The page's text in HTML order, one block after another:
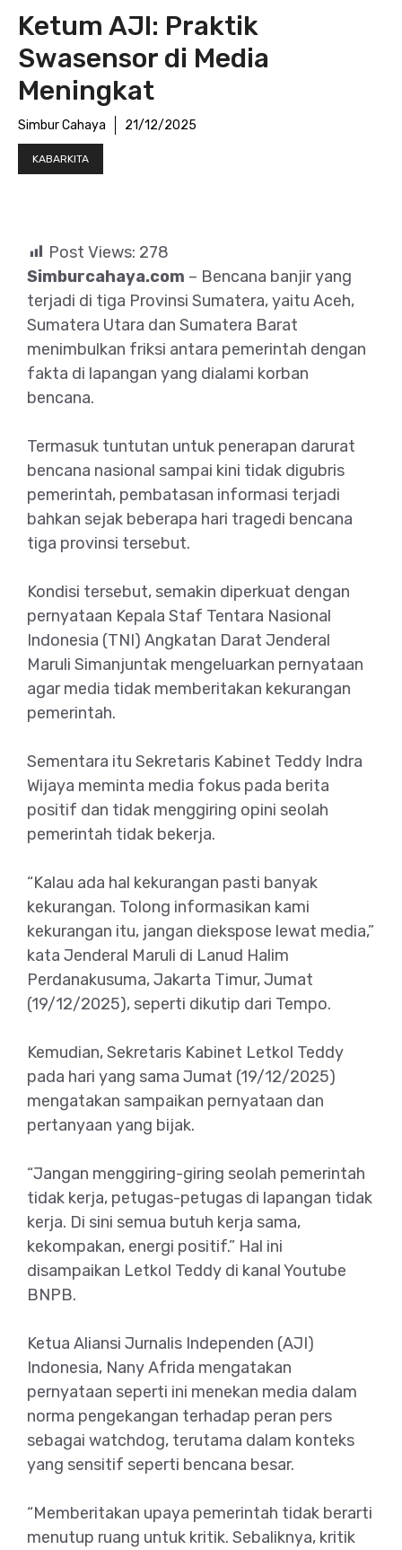
Ketum AJI: Praktik
Swasensor di Media
Meningkat
Simbur Cahaya 21/12/2025
KABARKITA
Post Views: 278
Simburcahaya.com – Bencana banjir yang
terjadi di tiga Provinsi Sumatera, yaitu Aceh,
Sumatera Utara dan Sumatera Barat
menimbulkan friksi antara pemerintah dengan
fakta di lapangan yang dialami korban
bencana.
Termasuk tuntutan untuk penerapan darurat
bencana nasional sampai kini tidak digubris
pemerintah, pembatasan informasi terjadi
bahkan sejak beberapa hari tragedi bencana
tiga provinsi tersebut.
Kondisi tersebut, semakin diperkuat dengan
pernyataan Kepala Staf Tentara Nasional
Indonesia (TNI) Angkatan Darat Jenderal
Maruli Simanjuntak mengeluarkan pernyataan
agar media tidak memberitakan kekurangan
pemerintah.
Sementara itu Sekretaris Kabinet Teddy Indra
Wijaya meminta media fokus pada berita
positif dan tidak menggiring opini seolah
pemerintah tidak bekerja.
“Kalau ada hal kekurangan pasti banyak
kekurangan. Tolong informasikan kami
kekurangan itu, jangan diekspose lewat media,”
kata Jenderal Maruli di Lanud Halim
Perdanakusuma, Jakarta Timur, Jumat
(19/12/2025), seperti dikutip dari Tempo.
Kemudian, Sekretaris Kabinet Letkol Teddy
pada hari yang sama Jumat (19/12/2025)
mengatakan sampaikan pernyataan dan
pertanyaan yang bijak.
“Jangan menggiring-giring seolah pemerintah
tidak kerja, petugas-petugas di lapangan tidak
kerja. Di sini semua butuh kerja sama,
kekompakan, energi positif.” Hal ini
disampaikan Letkol Teddy di kanal Youtube
BNPB.
Ketua Aliansi Jurnalis Independen (AJI)
Indonesia, Nany Afrida mengatakan
pernyataan seperti ini menekan media dalam
norma pengekangan terhadap peran pers
sebagai watchdog, terutama dalam konteks
yang sensitif seperti bencana besar.
“Memberitakan upaya pemerintah tidak berarti
menutup ruang untuk kritik. Sebaliknya, kritik